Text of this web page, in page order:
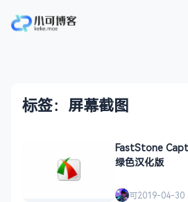
标签：屏幕截图
FastStone
绿色汉化版
可2019-04-30